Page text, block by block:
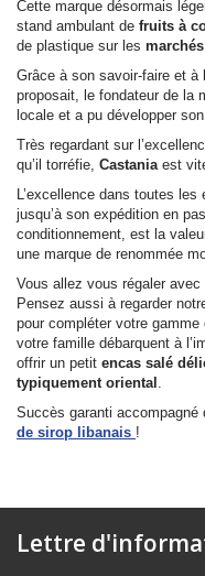
Cette marque désormais
stand ambulant de fruits à
de plastique sur les marchés
Grâce à son savoir-faire et à
proposait, le fondateur de la
locale et a pu développer
Très regardant sur
qu’il torréfie, Castania est
L’excellence dans toutes
jusqu’à son expédition en
conditionnement, est la
une marque de renommée
Vous allez vous régaler avec
Pensez aussi à regarder
pour compléter votre gamme
votre famille débarquent à
offrir un petit encas salé
typiquement oriental
Succès garanti accompagné
de sirop libanais !
Lettre